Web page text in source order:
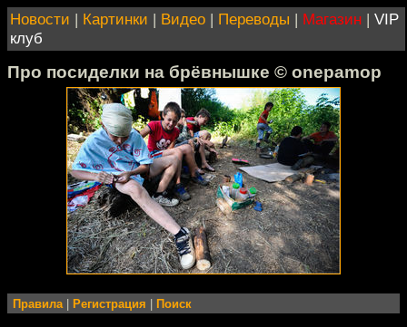
Новости | Картинки | Видео | Переводы | Магазин | VIP
клуб
Про посиделки на брёвнышке © onepamop
Правила Регистрация Поиск